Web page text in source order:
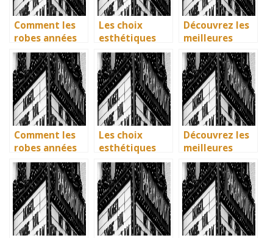
Comment les
robes années
40 vintage ont
révolutionné la
mode en temps
de guerre
Les choix
esthétiques
surprenants du
générique de
Joker 2 (2024)
Découvrez les
meilleures
solutions
gratuites pour
vos séries
préférées en
français
Comment les
robes années
40 vintage ont
révolutionné la
mode en temps
de guerre
Les choix
esthétiques
surprenants du
générique de
Joker 2 (2024)
Découvrez les
meilleures
solutions
gratuites pour
vos séries
préférées en
français